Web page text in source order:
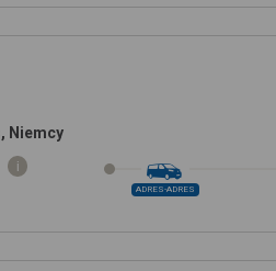
Niemcy
ADRES-ADRES